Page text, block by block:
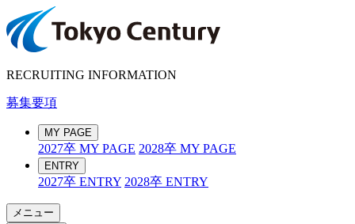
RECRUITING INFORMATION
募集要項
MY PAGE
2027卒 MY PAGE 2028卒 MY PAGE
ENTRY
2027卒 ENTRY 2028卒 ENTRY
メニュー